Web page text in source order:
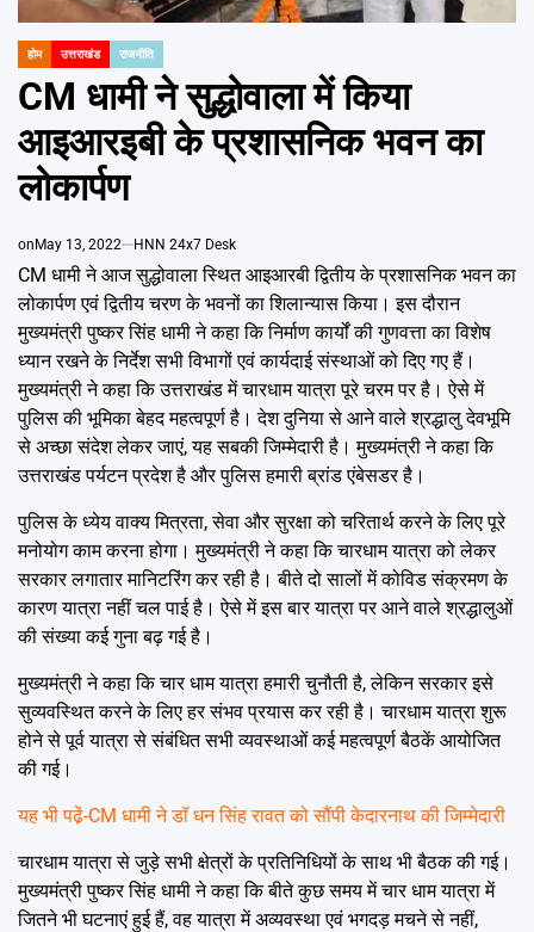
POSTED
IN
होम उत्तराखंड राजनीति
CM धामी ने सुद्धोवाला में किया
आइआरइबी के प्रशासनिक भवन का
लोकार्पण
on May 13, 2022 HNN 24x7 Desk
CM धामी ने आज सुद्धोवाला स्थित आइआरबी द्वितीय के प्रशासनिक भवन का
लोकार्पण एवं द्वितीय चरण के भवनों का शिलान्यास किया। इस दौरान
मुख्यमंत्री पुष्कर सिंह धामी ने कहा कि निर्माण कार्यों की गुणवत्ता का विशेष
ध्यान रखने के निर्देश सभी विभागों एवं कार्यदाई संस्थाओं को दिए गए हैं।
मुख्यमंत्री ने कहा कि उत्तराखंड में चारधाम यात्रा पूरे चरम पर है। ऐसे में
पुलिस की भूमिका बेहद महत्वपूर्ण है। देश दुनिया से आने वाले श्रद्धालु देवभूमि
से अच्छा संदेश लेकर जाएं, यह सबकी जिम्मेदारी है। मुख्यमंत्री ने कहा कि
उत्तराखंड पर्यटन प्रदेश है और पुलिस हमारी ब्रांड एंबेसडर है।
पुलिस के ध्येय वाक्य मित्रता, सेवा और सुरक्षा को चरितार्थ करने के लिए पूरे
मनोयोग काम करना होगा। मुख्यमंत्री ने कहा कि चारधाम यात्रा को लेकर
सरकार लगातार मानिटरिंग कर रही है। बीते दो सालों में कोविड संक्रमण के
कारण यात्रा नहीं चल पाई है। ऐसे में इस बार यात्रा पर आने वाले श्रद्धालुओं
की संख्या कई गुना बढ़ गई है।
मुख्यमंत्री ने कहा कि चार धाम यात्रा हमारी चुनौती है, लेकिन सरकार इसे
सुव्यवस्थित करने के लिए हर संभव प्रयास कर रही है। चारधाम यात्रा शुरू
होने से पूर्व यात्रा से संबंधित सभी व्यवस्थाओं कई महत्वपूर्ण बैठकें आयोजित
की गई।
यह भी पढे़ं-CM धामी ने डॉ धन सिंह रावत को सौंपी केदारनाथ की जिम्मेदारी
चारधाम यात्रा से जुड़े सभी क्षेत्रों के प्रतिनिधियों के साथ भी बैठक की गई।
मुख्यमंत्री पुष्कर सिंह धामी ने कहा कि बीते कुछ समय में चार धाम यात्रा में
जितने भी घटनाएं हुई हैं, वह यात्रा में अव्यवस्था एवं भगदड़ मचने से नहीं,